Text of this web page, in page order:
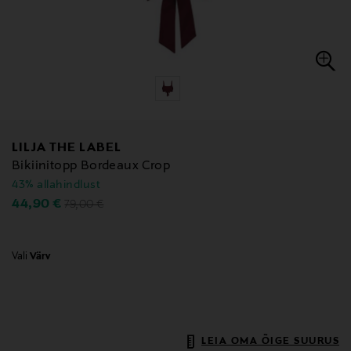
LILJA THE LABEL
Bikiinitopp Bordeaux Crop
43% allahindlust
Discounted Price
44,90 € Original Price
79,00 €
Vali Värv
LEIA OMA ÕIGE SUURUS